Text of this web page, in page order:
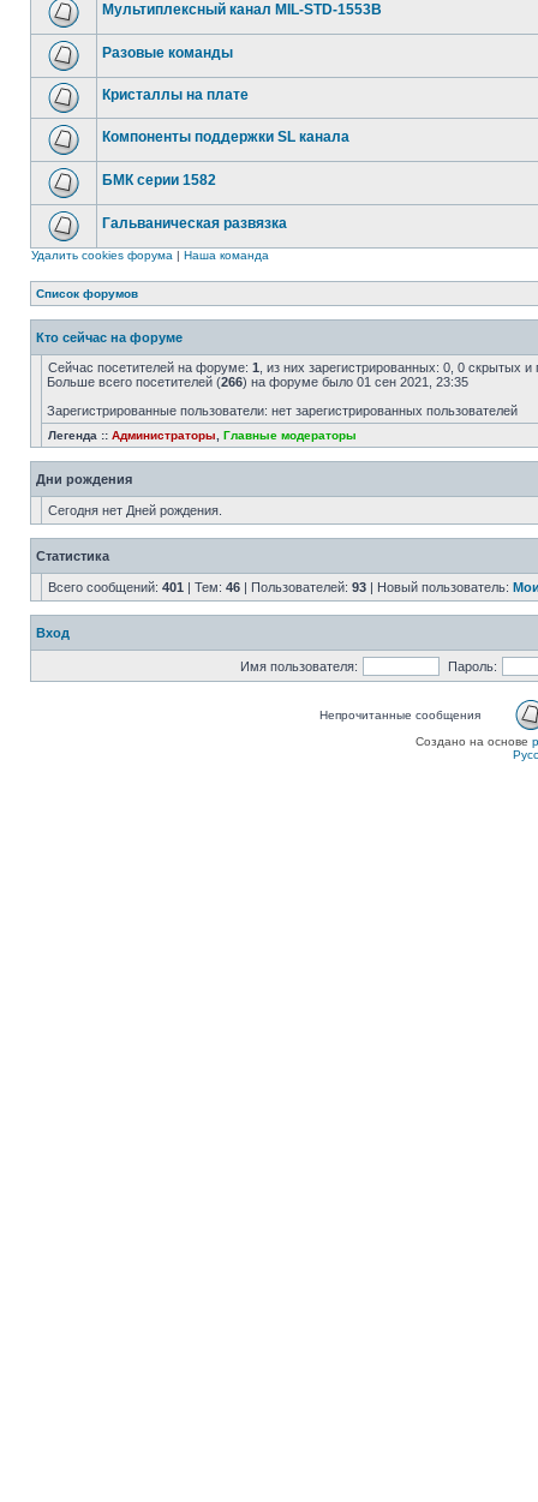
Мультиплексный канал MIL-STD-1553B
Разовые команды
Кристаллы на плате
Компоненты поддержки SL канала
БМК серии 1582
Гальваническая развязка
Удалить cookies форума | Наша команда
Список форумов
Кто сейчас на форуме
Сейчас посетителей на форуме: 1 , из них зарегистрированных: 0, 0 скрытых
Больше всего посетителей (266) на форуме было 01 сен 2021, 23:35
Зарегистрированные пользователи: нет зарегистрированных пользователей
Легенда :: Администраторы Главные модераторы
Дни рождения
Сегодня нет Дней рождения.
Статистика
Всего сообщений: 401 | Тем: 46 | Пользователей: 93 | Новый пользователь:
Вход
Имя пользователя: Пароль:
Непрочитанные сообщения
Создано на основе